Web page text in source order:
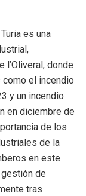
es una
donde
el incendio
y un incendio
en diciembre de
de los
de la
en este
de
tras